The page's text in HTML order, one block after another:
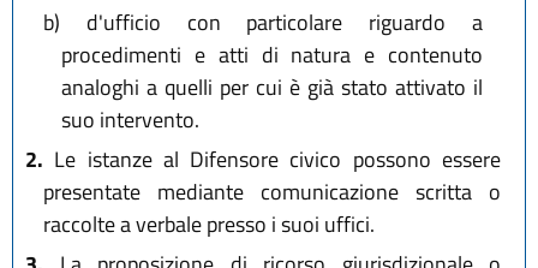
b) d'ufficio con particolare riguardo a
procedimenti e atti di natura e contenuto
analoghi a quelli per cui è già stato attivato il
suo intervento.
2. Le istanze al Difensore civico possono essere
presentate mediante comunicazione scritta o
raccolte a verbale presso i suoi uffici.